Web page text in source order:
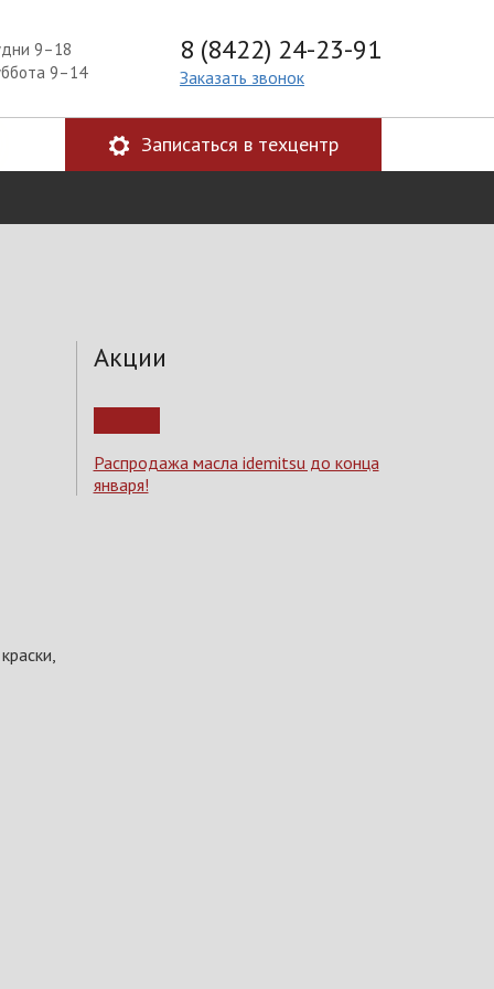
9–18
9–14
8 (8422) 24-23-91
Заказать звонок
Записаться в техцентр
Акции
Распродажа масла idemitsu до конца
января!